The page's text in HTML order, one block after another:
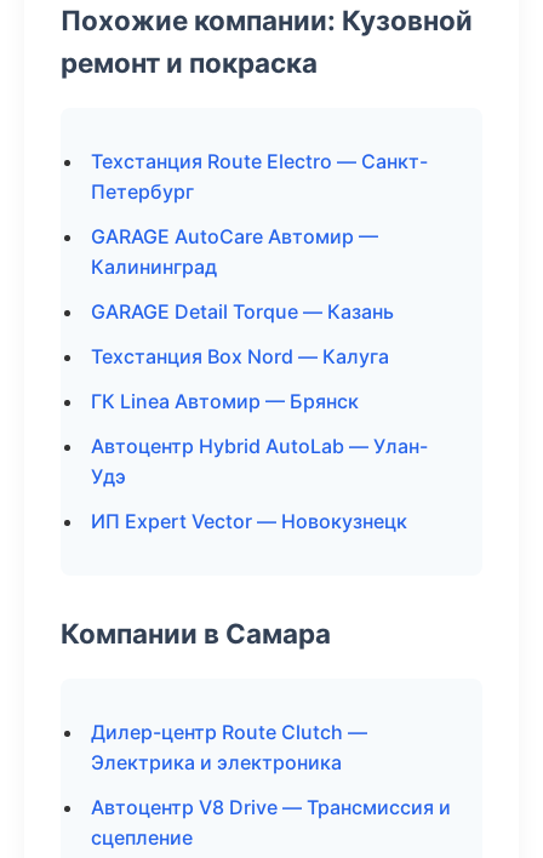
Похожие компании: Кузовной
ремонт и покраска
Техстанция Route Electro — Санкт-
Петербург
GARAGE AutoCare Автомир —
Калининград
GARAGE Detail Torque — Казань
Техстанция Box Nord — Калуга
ГК Linea Автомир — Брянск
Автоцентр Hybrid AutoLab — Улан-
Удэ
ИП Expert Vector — Новокузнецк
Компании в Самара
Дилер-центр Route Clutch —
Электрика и электроника
Автоцентр V8 Drive — Трансмиссия и
сцепление